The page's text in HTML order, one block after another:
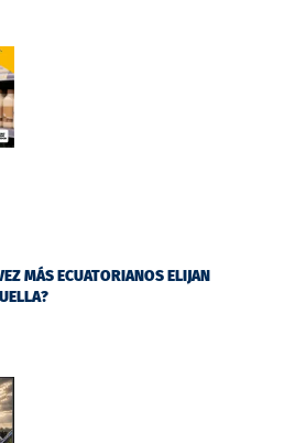
MÁS ECUATORIANOS ELIJAN